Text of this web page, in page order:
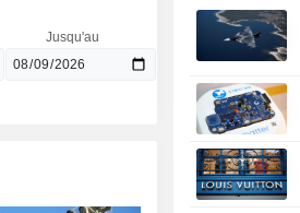
Jusqu'au